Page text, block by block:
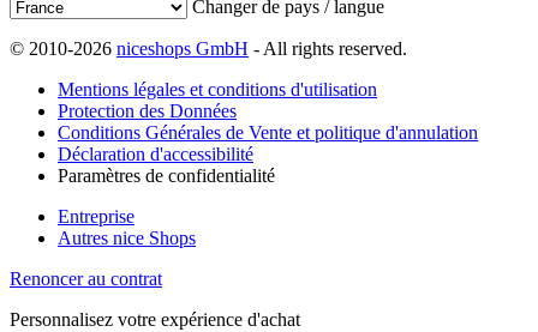
Changer de pays / langue
© 2010-2026 niceshops GmbH - All rights reserved.
Mentions légales et conditions d'utilisation
Protection des Données
Conditions Générales de Vente et politique d'annulation
Déclaration d'accessibilité
Paramètres de confidentialité
Entreprise
Autres nice Shops
Renoncer au contrat
Personnalisez votre expérience d'achat